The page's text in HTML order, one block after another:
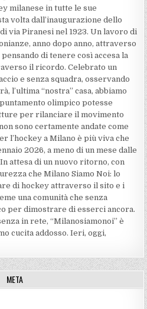
milanese in tutte le sue
volta dall’inaugurazione dello
via Piranesi nel 1923. Un lavoro di
anno dopo anno, attraverso
di tenere così accesa la
il ricordo. Celebrato un
e senza squadra, osservando
l’ultima “nostra” casa, abbiamo
olimpico potesse
per rilanciare il movimento
sono certamente andate come
l’hockey a Milano è più viva che
2026, a meno di un mese dalle
attesa di un nuovo ritorno, con
che Milano Siamo Noi: lo
di hockey attraverso il sito e i
una comunità che senza
per dimostrare di esserci ancora.
in rete, “Milanosiamonoi” è
cucita addosso. Ieri, oggi,
META